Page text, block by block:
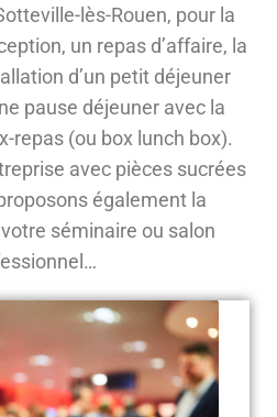
lès-Rouen, pour la
un repas d’affaire, la
d’un petit déjeuner
pause déjeuner avec la
repas (ou box lunch box).
avec pièces sucrées
également la
séminaire ou salon